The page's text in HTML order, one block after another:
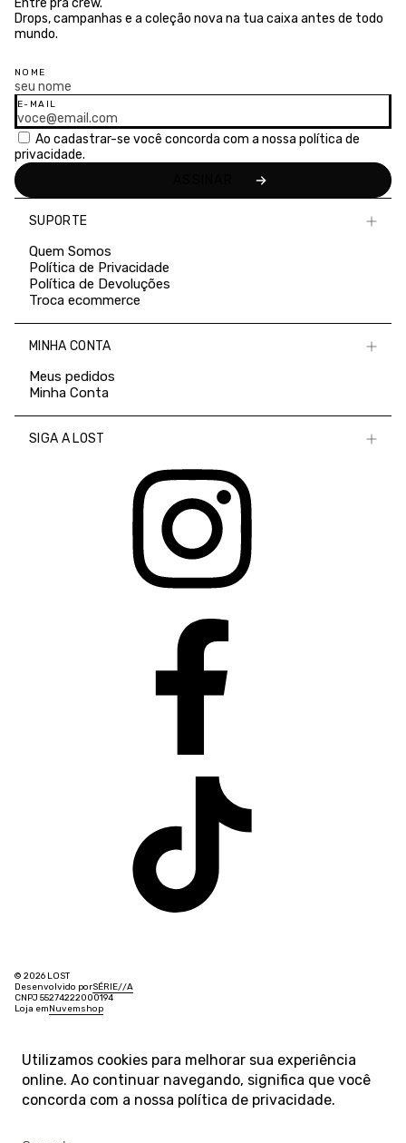
Entre pra crew.
Drops, campanhas e a coleção nova na tua caixa antes de todo
mundo.
NOME
E-MAIL
Ao cadastrar-se você concorda com a nossa política de
privacidade.
SUPORTE
Quem Somos
Política de Privacidade
Política de Devoluções
Troca ecommerce
MINHA CONTA
Meus pedidos
Minha Conta
SIGA A LOST
© 2026 LOST
Desenvolvido porSÉRIE//A
CNPJ 55274222000194
Loja em Nuvemshop
Utilizamos cookies para melhorar sua experiência
online. Ao continuar navegando, significa que você
concorda com a nossa política de privacidade.